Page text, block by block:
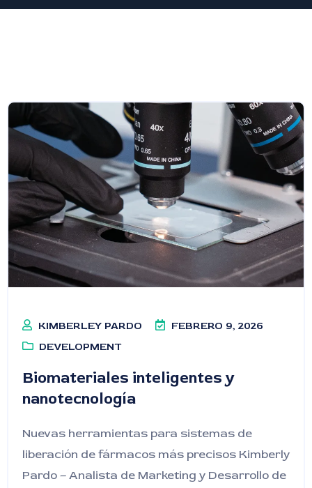
KIMBERLEY PARDO
FEBRERO 9, 2026
DEVELOPMENT
Biomateriales inteligentes y
nanotecnología
Nuevas herramientas para sistemas de
liberación de fármacos más precisos Kimberly
Pardo – Analista de Marketing y Desarrollo de